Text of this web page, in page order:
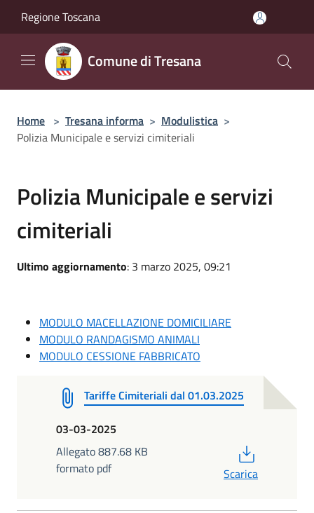
Regione Toscana
Comune di Tresana
Home > Tresana informa > Modulistica >
Polizia Municipale e servizi cimiteriali
Polizia Municipale e servizi
cimiteriali
Ultimo aggiornamento: 3 marzo 2025, 09:21
MODULO MACELLAZIONE DOMICILIARE
MODULO RANDAGISMO ANIMALI
MODULO CESSIONE FABBRICATO
Tariffe Cimiteriali dal 01.03.2025
03-03-2025
Allegato 887.68 KB
formato pdf
Scarica